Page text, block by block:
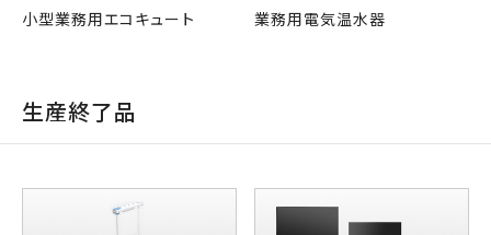
小型業務用エコキュート 業務用電気温水器
生産終了品​